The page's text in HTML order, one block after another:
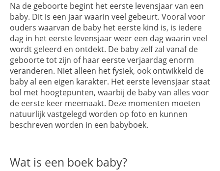
Na de geboorte begint het eerste levensjaar van een
baby. Dit is een jaar waarin veel gebeurt. Vooral voor
ouders waarvan de baby het eerste kind is, is iedere
dag in het eerste levensjaar weer een dag waarin veel
wordt geleerd en ontdekt. De baby zelf zal vanaf de
geboorte tot zijn of haar eerste verjaardag enorm
veranderen. Niet alleen het fysiek, ook ontwikkeld de
baby al een eigen karakter. Het eerste levensjaar staat
bol met hoogtepunten, waarbij de baby van alles voor
de eerste keer meemaakt. Deze momenten moeten
natuurlijk vastgelegd worden op foto en kunnen
beschreven worden in een babyboek.
Wat is een boek baby?